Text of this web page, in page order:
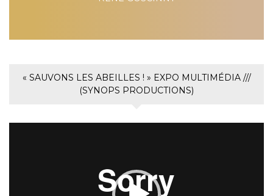
« SAUVONS LES ABEILLES ! » EXPO MULTIMÉDIA ///
(SYNOPS PRODUCTIONS)